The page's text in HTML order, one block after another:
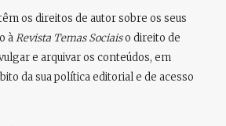
os direitos de autorsobre os seus
àRevista Temas Sociaiso direito de
e arquivaros conteúdos, em
da sua política editorial e de acesso